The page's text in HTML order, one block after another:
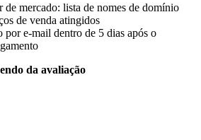
mercado: lista de nomes de domínio
de venda atingidos
por e-mail dentro de 5 dias após o
da avaliação